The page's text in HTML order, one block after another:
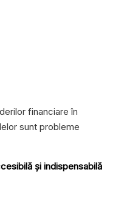
financiare în
sunt probleme
și indispensabilă